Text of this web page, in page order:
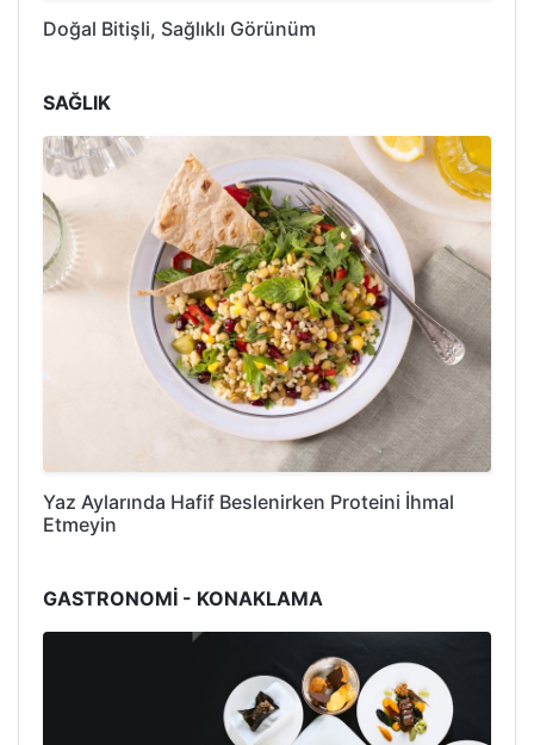
Doğal Bitişli, Sağlıklı Görünüm
SAĞLIK
Yaz Aylarında Hafif Beslenirken Proteini İhmal
Etmeyin
GASTRONOMİ - KONAKLAMA